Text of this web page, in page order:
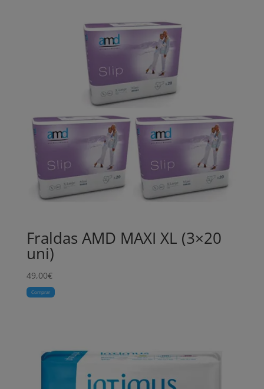
Fraldas AMD MAXI XL (3×20
uni)
49,00€
Comprar